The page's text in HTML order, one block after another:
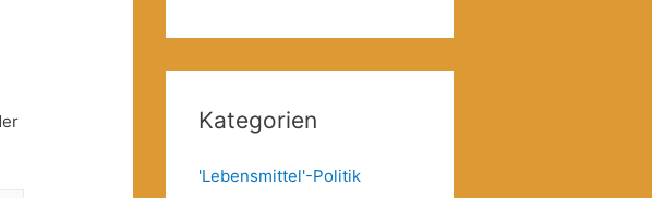
Kategorien
'Lebensmittel'-Politik